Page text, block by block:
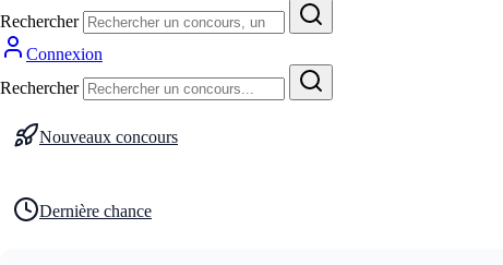
Rechercher
Connexion
Rechercher
Nouveaux concours
Dernière chance